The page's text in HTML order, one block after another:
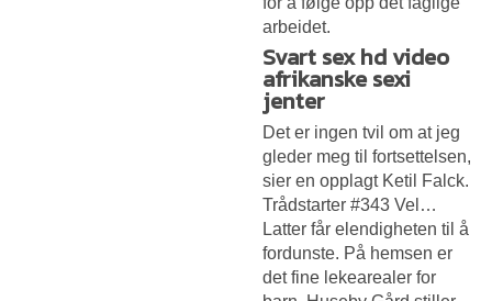
arbeidet.
Svart sex hd video
afrikanske sexi
jenter
Det er ingen tvil om at jeg
gleder meg til fortsettelsen,
sier en opplagt Ketil Falck.
Trådstarter #343 Vel…
Latter får elendigheten til å
fordunste. På hemsen er
det fine lekearealer for